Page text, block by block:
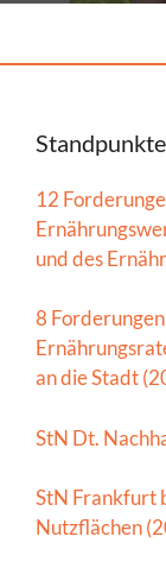
12
und des
8
an die Stadt
StN Dt.
StN Frankfurt
Nutzflächen